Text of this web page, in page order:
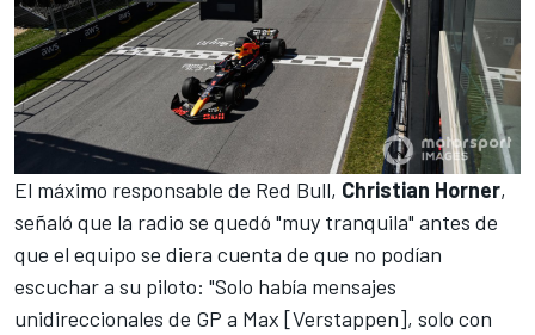
El máximo responsable de Red Bull, Christian Horner,
señaló que la radio se quedó "muy tranquila" antes de
que el equipo se diera cuenta de que no podían
escuchar a su piloto: "Solo había mensajes
unidireccionales de GP a Max [Verstappen], solo con